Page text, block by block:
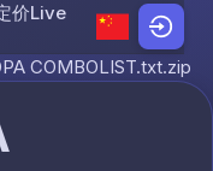
价Live
COMBOLIST.txt.zip